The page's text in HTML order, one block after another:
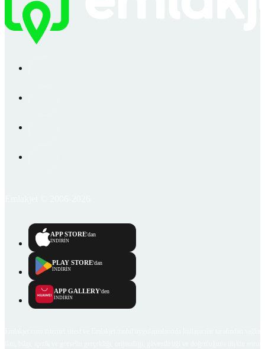
APP STORE'dan
İNDİRİN
PLAY STORE'dan
İNDİRİN
APP GALLERY'den
İNDİRİN